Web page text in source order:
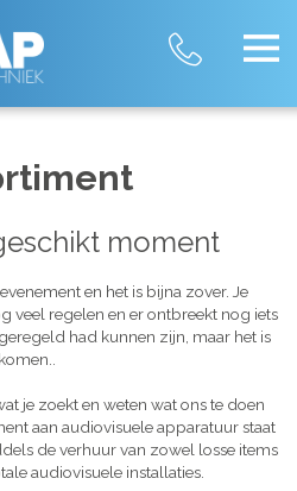
moment
en het is bijna zover. Je
veel regelen en er ontbreekt nog iets
had kunnen zijn, maar het is
je zoekt en weten wat ons te doen
aan audiovisuele apparatuur staat
de verhuur van zowel losse items
audiovisuele installaties.